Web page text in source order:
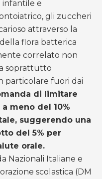
infantile e
gli zuccheri
attraverso la
flora batterica
correlato non
soprattutto
particolare fuori dai
di limitare
meno del 10%
suggerendo una
del 5% per
orale.
Nazionali Italiane e
scolastica (DM